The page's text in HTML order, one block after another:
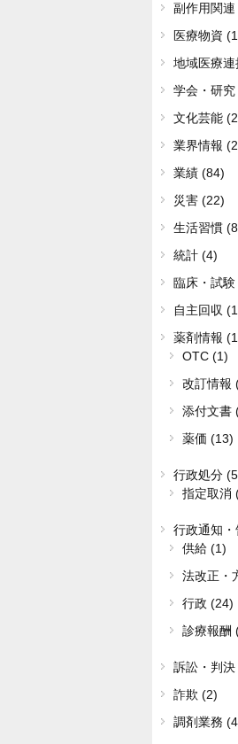
副作用関
医療物資
地域医療
学会・研
文化芸能
業界情報
業績 (84)
災害 (22)
生活習慣
統計 (4)
臨床・試
自主回収
薬剤情報
OTC (1)
改訂情報
添付文書
薬価 (13)
行政処分
指定取消
行政通知
供給 (1)
法改正・
行政 (24)
診療報酬
訴訟・判決
詐欺 (2)
調剤業務